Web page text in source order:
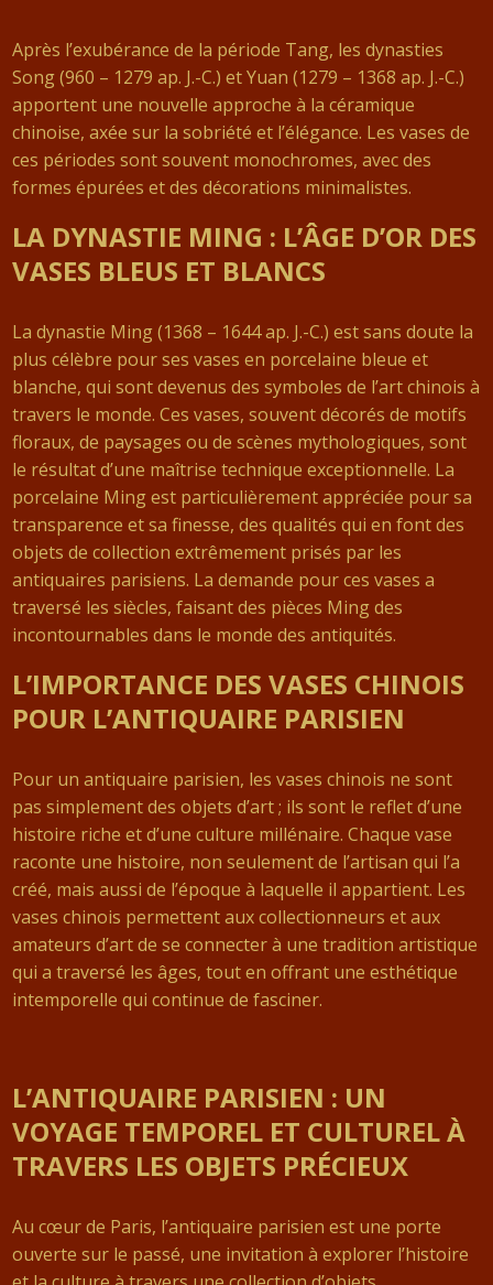
Après l’exubérance de la période Tang, les dynasties
Song (960 – 1279 ap. J.-C.) et Yuan (1279 – 1368 ap. J.-C.)
apportent une nouvelle approche à la céramique
chinoise, axée sur la sobriété et l’élégance. Les vases de
ces périodes sont souvent monochromes, avec des
formes épurées et des décorations minimalistes.
LA DYNASTIE MING : L’ÂGE D’OR DES
VASES BLEUS ET BLANCS
La dynastie Ming (1368 – 1644 ap. J.-C.) est sans doute la
plus célèbre pour ses vases en porcelaine bleue et
blanche, qui sont devenus des symboles de l’art chinois à
travers le monde. Ces vases, souvent décorés de motifs
floraux, de paysages ou de scènes mythologiques, sont
le résultat d’une maîtrise technique exceptionnelle. La
porcelaine Ming est particulièrement appréciée pour sa
transparence et sa finesse, des qualités qui en font des
objets de collection extrêmement prisés par les
antiquaires parisiens. La demande pour ces vases a
traversé les siècles, faisant des pièces Ming des
incontournables dans le monde des antiquités.
L’IMPORTANCE DES VASES CHINOIS
POUR L’ANTIQUAIRE PARISIEN
Pour un antiquaire parisien, les vases chinois ne sont
pas simplement des objets d’art ; ils sont le reflet d’une
histoire riche et d’une culture millénaire. Chaque vase
raconte une histoire, non seulement de l’artisan qui l’a
créé, mais aussi de l’époque à laquelle il appartient. Les
vases chinois permettent aux collectionneurs et aux
amateurs d’art de se connecter à une tradition artistique
qui a traversé les âges, tout en offrant une esthétique
intemporelle qui continue de fasciner.
L’ANTIQUAIRE PARISIEN : UN
VOYAGE TEMPOREL ET CULTUREL À
TRAVERS LES OBJETS PRÉCIEUX
Au cœur de Paris, l’antiquaire parisien est une porte
ouverte sur le passé, une invitation à explorer l’histoire